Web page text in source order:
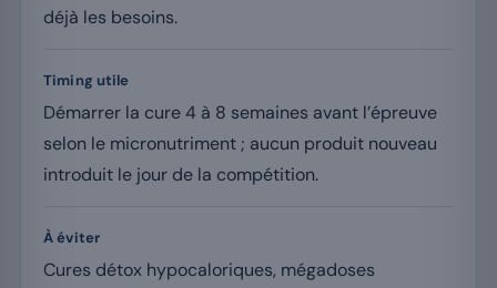
déjà les besoins.
Timing utile
Démarrer la cure 4 à 8 semaines avant l’épreuve
selon le micronutriment ; aucun produit nouveau
introduit le jour de la compétition.
À éviter
Cures détox hypocaloriques, mégadoses